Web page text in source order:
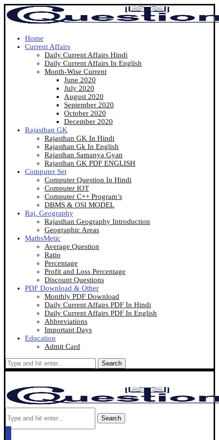
Home
Current Affairs
Daily Current Affairs Hindi
Daily Current Affairs In English
Month-Wise Current
June 2020
July 2020
August 2020
September 2020
October 2020
December 2020
Rajasthan GK
Rajasthan GK In Hindi
Rajasthan Gk In English
Rajasthan Samanya Gyan
Rajasthan GK PDF ENGLISH
Computer Set
Computer Question In Hindi
Computer IOT
Computer C++ Program’s
DBMS & OSI MODEL
Raj. Geography
Rajasthan Geography Introduction
Geographic Areas
MathsMetic
Average Question
Ratio
Percentage
Profit and Loss Percentage
Discount Questions
PDF Download & Other
Monthly PDF Download
Daily Current Affairs PDF In Hindi
Daily Current Affairs PDF In English
Abbreviations
Important Days
Education
Admit Card
Search
Search